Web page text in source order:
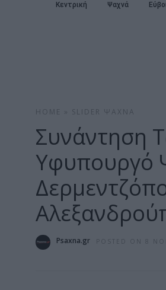
Κεντρική Ψαχνά
HOME SLIDER ΨΑΧΝΆ
Συνάντηση
Υφυπουργό
Psaxna.gr POSTED ON 8